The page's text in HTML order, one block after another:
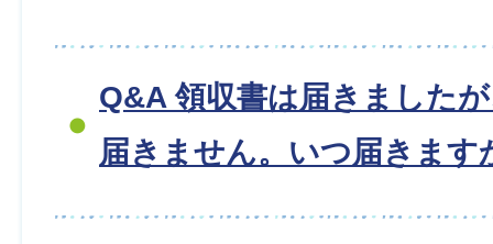
Q&A 領収書は届きました
届きません。いつ届きます